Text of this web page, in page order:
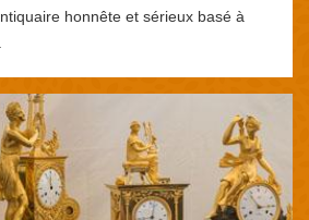
honnête et sérieux basé à